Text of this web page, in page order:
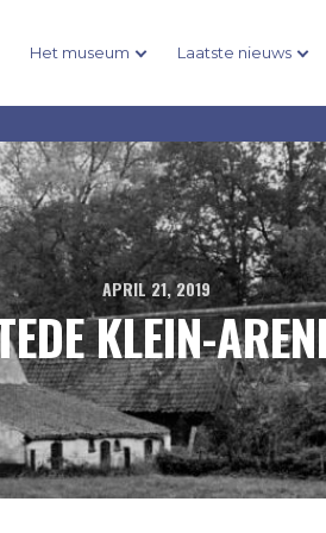
Het museum Laatste nieuws
APRIL 21, 2019
KLEIN-